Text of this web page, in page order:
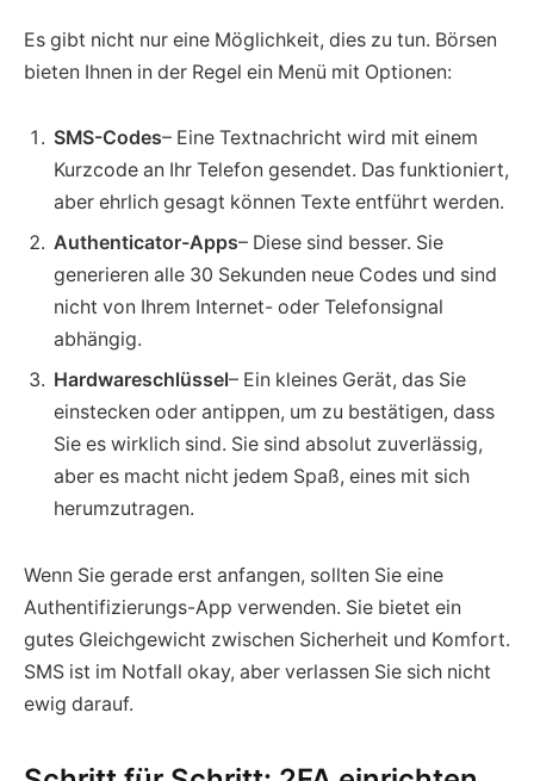
Es gibt nicht nur eine Möglichkeit, dies zu tun. Börsen
bieten Ihnen in der Regel ein Menü mit Optionen:
SMS-Codes– Eine Textnachricht wird mit einem
Kurzcode an Ihr Telefon gesendet. Das funktioniert,
aber ehrlich gesagt können Texte entführt werden.
Authenticator-Apps– Diese sind besser. Sie
generieren alle 30 Sekunden neue Codes und sind
nicht von Ihrem Internet- oder Telefonsignal
abhängig.
Hardwareschlüssel– Ein kleines Gerät, das Sie
einstecken oder antippen, um zu bestätigen, dass
Sie es wirklich sind. Sie sind absolut zuverlässig,
aber es macht nicht jedem Spaß, eines mit sich
herumzutragen.
Wenn Sie gerade erst anfangen, sollten Sie eine
Authentifizierungs-App verwenden. Sie bietet ein
gutes Gleichgewicht zwischen Sicherheit und Komfort.
SMS ist im Notfall okay, aber verlassen Sie sich nicht
ewig darauf.